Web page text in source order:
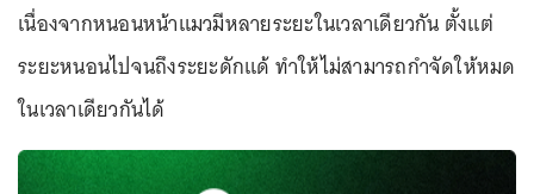
เนื่องจากหนอนหน้าแมวมีหลายระยะในเวลาเดียวกัน ตั้งแต่
ระยะหนอนไปจนถึงระยะดักแด้ ทำให้ไม่สามารถกำจัดให้หมด
ในเวลาเดียวกันได้